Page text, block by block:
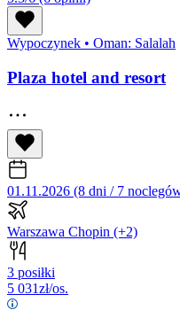
Wypoczynek • Oman: Salalah
Plaza hotel and resort
01.11.2026 (8 dni / 7
Warszawa Chopin (+2)
3 posiłki
5 031zł/os.